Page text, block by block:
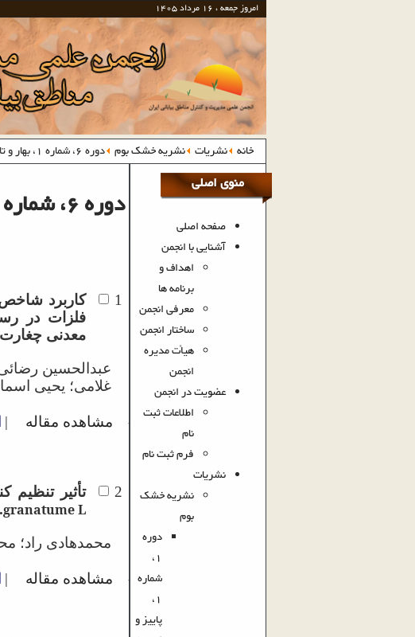
امروز جمعه ، 16 مرداد 1405
خانه نشریات نشریه خشک بوم دوره 6، شماره 1، بهار و تابستان 1395
منوی اصلی
صفحه اصلی
آشنایی با انجمن
اهداف و
برنامه ها
معرفی انجمن
ساختار انجمن
هیأت مدیره
انجمن
عضویت در انجمن
اطلاعات ثبت
نام
فرم ثبت نام
نشریات
نشریه خشک
بوم
دوره
1،
شماره
1،
پاییز و
دوره 6، شماره 1، بهار و تابستان 1395
1 کاربرد
فلزات در
معدنی
عبدالحسین
غلامی؛ یحیی
· مشاهده مقاله |
2 تأثیر تنظیم
granatume L
محمدهادی راد؛
· مشاهده مقاله |